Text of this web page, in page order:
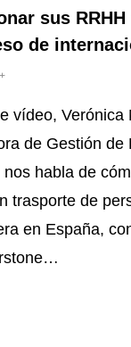
sus
de
vídeo, Verónica
de Gestión de
nos habla de
trasporte de
en España,